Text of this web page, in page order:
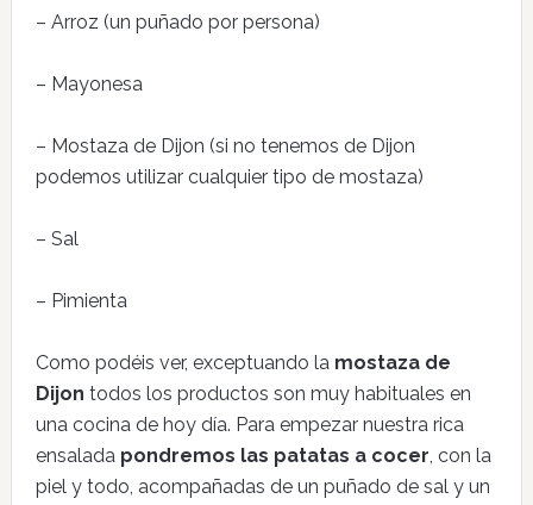
– Arroz (un puñado por persona)
– Mayonesa
– Mostaza de Dijon (si no tenemos de Dijon
podemos utilizar cualquier tipo de mostaza)
– Sal
– Pimienta
Como podéis ver, exceptuando lamostaza de
Dijon todos los productos son muy habituales en
una cocina de hoy día. Para empezar nuestra rica
ensalada pondremos las patatas a cocer, con la
piel y todo, acompañadas de un puñado de sal y un